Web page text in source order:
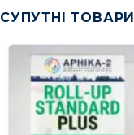
СУПУТНІ ТОВАРИ